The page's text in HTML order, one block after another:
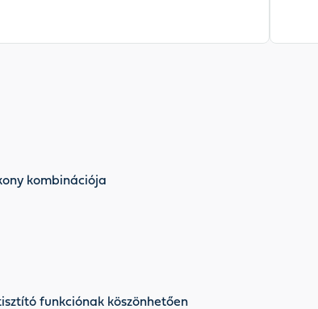
kombinációja
funkciónak köszönhetően